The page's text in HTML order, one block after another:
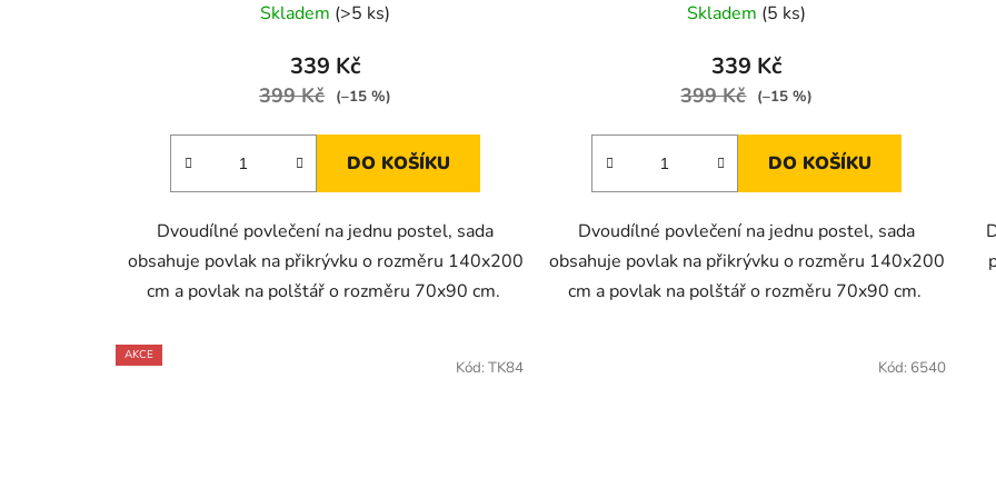
Skladem (>5 ks)
339 Kč
399 Kč (–15 %)
DO KOŠÍKU
Dvoudílné povlečení na jednu postel, sada
obsahuje povlak na přikrývku o rozměru 140x200
cm a povlak na polštář o rozměru 70x90 cm.
Skladem (5 ks)
339 Kč
399 Kč (–15 %)
DO KOŠÍKU
Dvoudílné povlečení na jednu postel, sada
obsahuje povlak na přikrývku o rozměru 140x200
cm a povlak na polštář o rozměru 70x90 cm.
AKCE
Kód:TK84 Kód: 6540